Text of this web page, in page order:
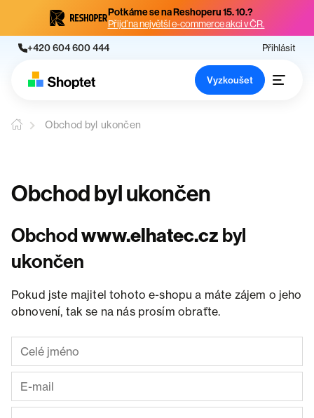
Potkáme se na Reshoperu 15. 10.?
Přijď na největší e-commerce akci v ČR.
+420 604 600 444 Přihlásit
Vyzkoušet
Obchod byl ukončen
Obchod byl ukončen
Obchodwww.elhatec.cz byl
ukončen
Pokud jste majitel tohoto e-shopu a máte zájem o jeho
obnovení, tak se na nás prosím obraťte.